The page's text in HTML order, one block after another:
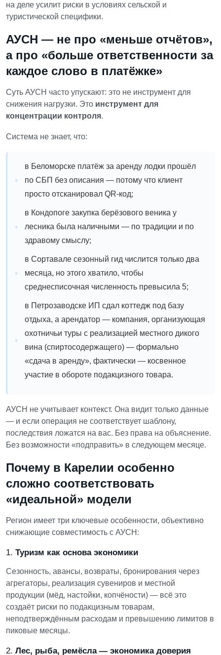
на деле усилит риски в условиях сельской и
туристической специфики.
АУСН — не про «меньше отчётов»,
а про «больше ответственности за
каждое слово в платёжке»
Суть АУСН часто упускают: это не инструмент для
снижения нагрузки. Это инструмент для
концентрации контроля.
Система не знает, что:
в Беломорске платёж за аренду лодки прошёл
по СБП без описания — потому что клиент
просто отсканировал QR-код;
в Кондопоге закупка берёзового веника у
лесника была наличными — по традиции и по
здравому смыслу;
в Сортавале сезонный гид числится только два
месяца, но этого хватило, чтобы
среднесписочная численность превысила 5;
в Петрозаводске ИП сдал коттедж под базу
отдыха, а арендатор — компания, организующая
охотничьи туры с реализацией местного дикого
вина (спиртосодержащего) — формально
«сдача в аренду», фактически — косвенное
участие в обороте подакцизного товара.
АУСН не учитывает контекст. Она видит только данные
— и если операция не соответствует шаблону,
последствия ложатся на вас. Без права на объяснение.
Без возможности «подправить» в следующем месяце.
Почему в Карелии особенно
сложно соответствовать
«идеальной» модели
Регион имеет три ключевые особенности, объективно
снижающие совместимость с АУСН:
1. Туризм как основа экономики
Сезонность, авансы, возвраты, бронирования через
агрегаторы, реализация сувениров и местной
продукции (мёд, настойки, копчёности) — всё это
создаёт риски по подакцизным товарам,
неподтверждённым расходам и превышению лимитов в
пиковые месяцы.
2. Лес, рыба, ремёсла — экономика доверия